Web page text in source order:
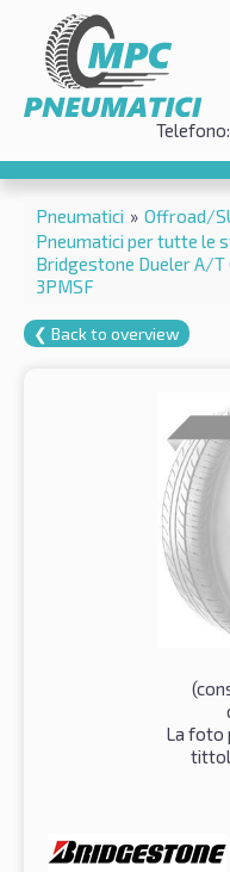
Pneumatici » Offroad/
Pneumatici per tutte le
Bridgestone Dueler A/T
3PMSF
❮ Back to overview
La foto